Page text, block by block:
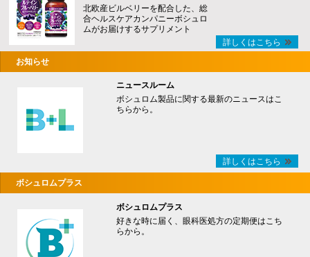
北欧産ビルベリーを配合した、総
合ヘルスケアカンパニーボシュロ
ムがお届けするサプリメント
詳しくはこちら
お知らせ
ニュースルーム
ボシュロム製品に関する最新のニュースはこ
ちらから。
詳しくはこちら
ボシュロムプラス
ボシュロムプラス
好きな時に届く、眼科医処方の定期便はこち
らから。